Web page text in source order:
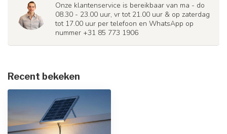
Onze klantenservice is bereikbaar van ma - do
08.30 - 23.00 uur, vr tot 21.00 uur & op zaterdag
tot 17.00 uur per telefoon en WhatsApp op
nummer +31 85 773 1906
Recent bekeken